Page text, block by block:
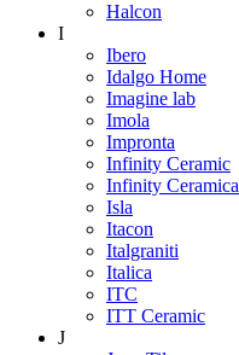
Halcon
I
Ibero
Idalgo Home
Imagine lab
Imola
Impronta
Infinity Ceramic
Infinity Ceramica
Isla
Itacon
Italgraniti
Italica
ITC
ITT Ceramic
J